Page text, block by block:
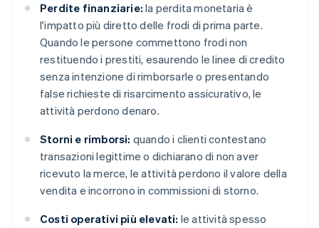
Perdite finanziarie: la perdita monetaria è
l'impatto più diretto delle frodi di prima parte.
Quando le persone commettono frodi non
restituendo i prestiti, esaurendo le linee di credito
senza intenzione di rimborsarle o presentando
false richieste di risarcimento assicurativo, le
attività perdono denaro.
Storni e rimborsi: quando i clienti contestano
transazioni legittime o dichiarano di non aver
ricevuto la merce, le attività perdono il valore della
vendita e incorrono in commissioni di storno.
Costi operativi più elevati: le attività spesso